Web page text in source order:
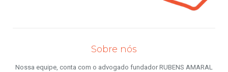
Sobre nós
Nossa equipe, conta com o advogado fundador RUBENS AMARAL